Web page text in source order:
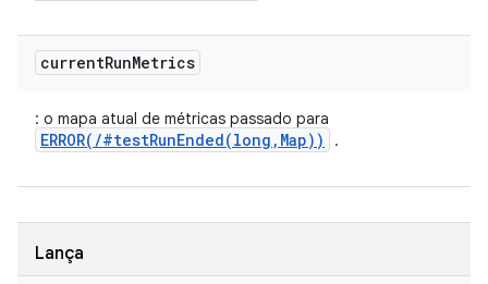
currentRunMetrics
: o mapa atual de métricas passado para
ERROR(/#testRunEnded(long,Map)) .
Lança